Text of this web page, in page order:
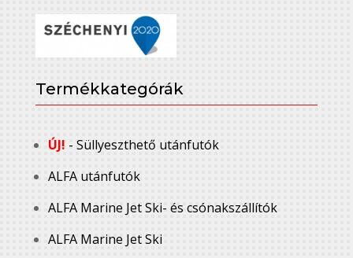
Termékkategórák
ÚJ! - Süllyeszthető utánfutók
ALFA utánfutók
ALFA Marine Jet Ski- és csónakszállítók
ALFA Marine Jet Ski